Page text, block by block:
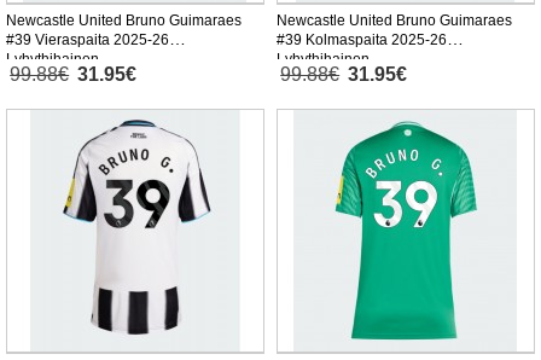
Newcastle United Bruno Guimaraes
#39 Vieraspaita 2025-26
Lyhythihainen
99.88€ 31.95€
Newcastle United Bruno Guimaraes
#39 Kolmaspaita 2025-26
Lyhythihainen
99.88€ 31.95€